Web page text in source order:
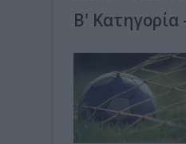
Β' Κατηγορία